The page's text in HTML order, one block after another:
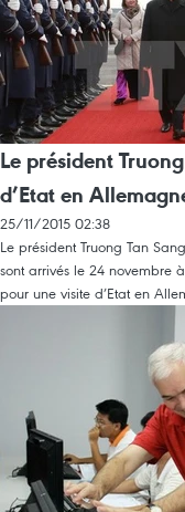
Le président
d’Etat en
25/11/2015 02:38
Le président Truong Tan
sont arrivés le 24 novembre
pour une visite d’Etat en